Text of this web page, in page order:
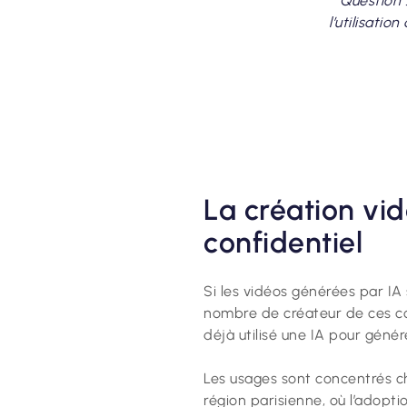
La création
confidentiel
Si les vidéos générées par
nombre de créateur de ces
déjà utilisé une IA pour
Les usages sont concentrés
région parisienne, où